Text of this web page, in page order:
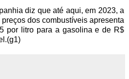
diz que até aqui, em 2023, a
dos combustíveis apresenta
por litro para a gasolina e de R$